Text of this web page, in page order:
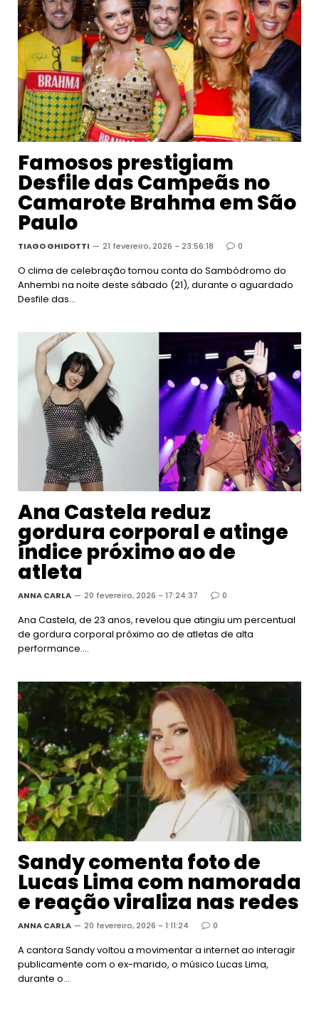
Famosos prestigiam
Desfile das Campeãs no
Camarote Brahma em São
Paulo
TIAGO GHIDOTTI 21 fevereiro, 2026 - 23:56:18 0
O clima de celebração tomou conta do Sambódromo do
Anhembi na noite deste sábado (21), durante o aguardado
Desfile das…
Ana Castela reduz
gordura corporal e atinge
índice próximo ao de
atleta
ANNA CARLA 20 fevereiro, 2026 - 17:24:37 0
Ana Castela, de 23 anos, revelou que atingiu um percentual
de gordura corporal próximo ao de atletas de alta
performance.…
Sandy comenta foto de
Lucas Lima com namorada
e reação viraliza nas redes
ANNA CARLA 20 fevereiro, 2026 - 1:11:24 0
A cantora Sandy voltou a movimentar a internet ao interagir
publicamente com o ex-marido, o músico Lucas Lima,
durante o…